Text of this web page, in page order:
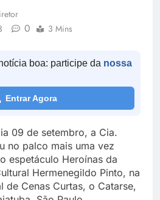
0 3 Mins
boa: participe da nossa
Entrar Agora
09 de setembro, a Cia.
no palco mais uma vez
espetáculo Heroínas da
Hermenegildo Pinto, na
de Cenas Curtas, o Catarse,